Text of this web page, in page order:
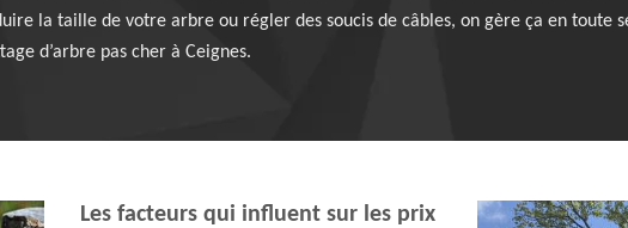
la taille de votre arbre ou régler des soucis de câbles, on gère ça en toute
d’arbre pas cher à Ceignes.
Les facteurs qui influent sur les prix